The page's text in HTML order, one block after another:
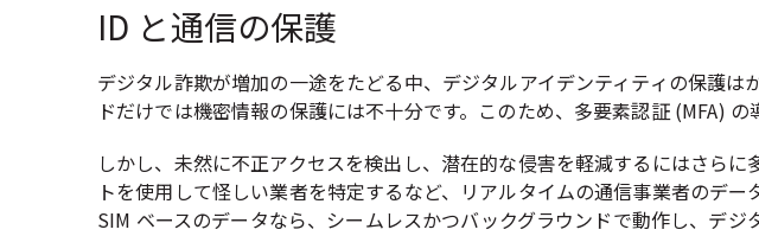
ID と通信の保護
デジタル詐欺が増加の一途をたどる中、デジタルアイデンティティの保護
ドだけでは機密情報の保護には不十分です。このため、多要素認証 (MFA) の
しかし、未然に不正アクセスを検出し、潜在的な侵害を軽減するにはさら
トを使用して怪しい業者を特定するなど、リアルタイムの通信事業者のデ
SIM ベースのデータなら、シームレスかつバックグラウンドで動作し、デジ